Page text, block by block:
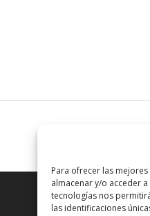
Para ofrecer las
almacenar y/o acceder
tecnologías nos
las identificaciones